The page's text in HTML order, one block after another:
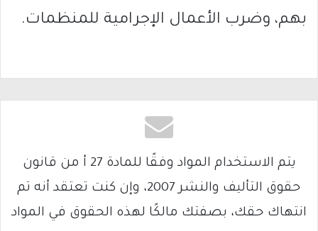
بهم، وضرب الأعمال الإجرامية للمنظمات.
يتم الاستخدام المواد وفقًا للمادة 27 أ من قانون
حقوق التأليف والنشر 2007، وإن كنت تعتقد أنه تم
انتهاك حقك، بصفتك مالكًا لهذه الحقوق في المواد